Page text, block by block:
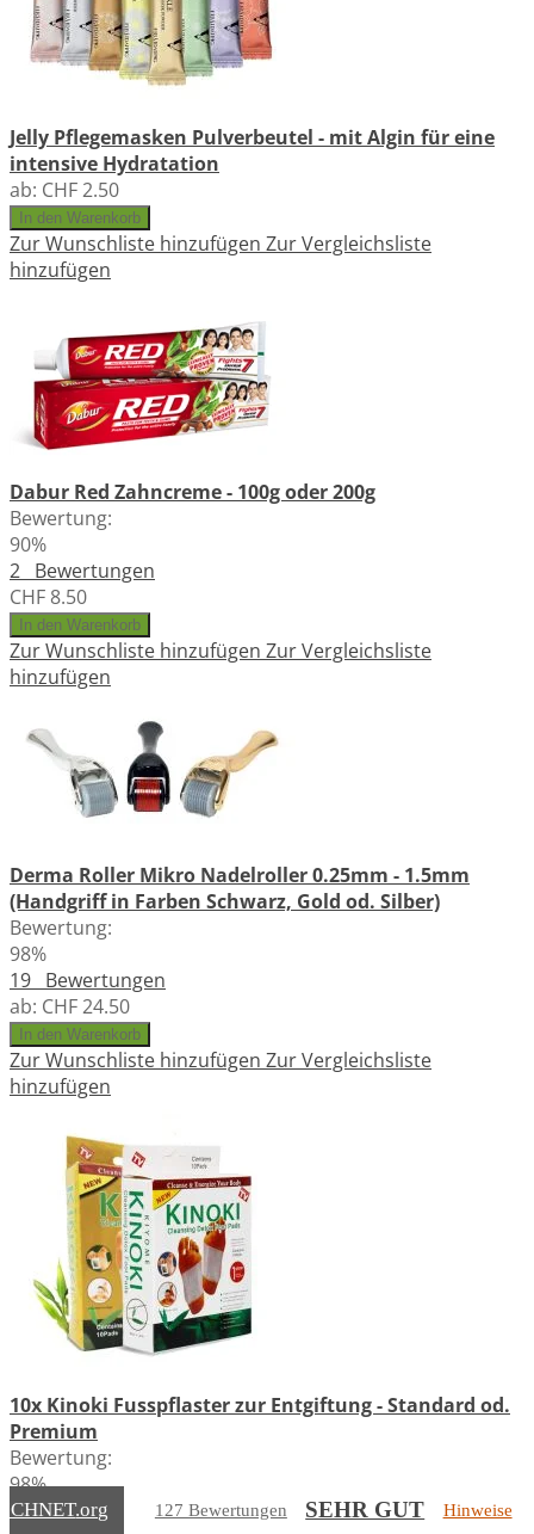
Jelly Pflegemasken Pulverbeutel - mit Algin für eine
intensive Hydratation
ab: CHF 2.50
In den Warenkorb
Zur Wunschliste hinzufügen Zur Vergleichsliste
hinzufügen
Dabur Red Zahncreme - 100g oder 200g
Bewertung:
90%
2 Bewertungen
CHF 8.50
In den Warenkorb
Zur Wunschliste hinzufügen Zur Vergleichsliste
hinzufügen
Derma Roller Mikro Nadelroller 0.25mm - 1.5mm
(Handgriff in Farben Schwarz, Gold od. Silber)
Bewertung:
98%
19 Bewertungen
ab: CHF 24.50
In den Warenkorb
Zur Wunschliste hinzufügen Zur Vergleichsliste
hinzufügen
10x Kinoki Fusspflaster zur Entgiftung - Standard od.
Premium
Bewertung:
98%
14Bewertungen
.org 127 Bewertungen SEHR GUT Hinweise